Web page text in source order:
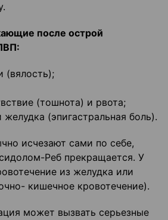
после острой
(тошнота) и рвота;
(эпигастральная боль).
исчезают сами по себе,
Реб прекращается. У
из желудка или
кишечное кровотечение).
может вызвать серьезные